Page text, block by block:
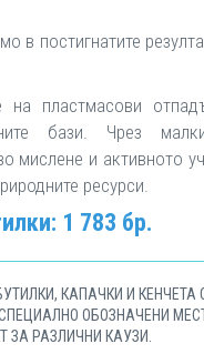
в постигнатите
пластмасови
бази. Чрез
мислене и активното
ресурси.
1 783 бр.
КАПАЧКИ И КЕНЧЕТА
ОБОЗНАЧЕНИ
РАЗЛИЧНИ КАУЗИ.